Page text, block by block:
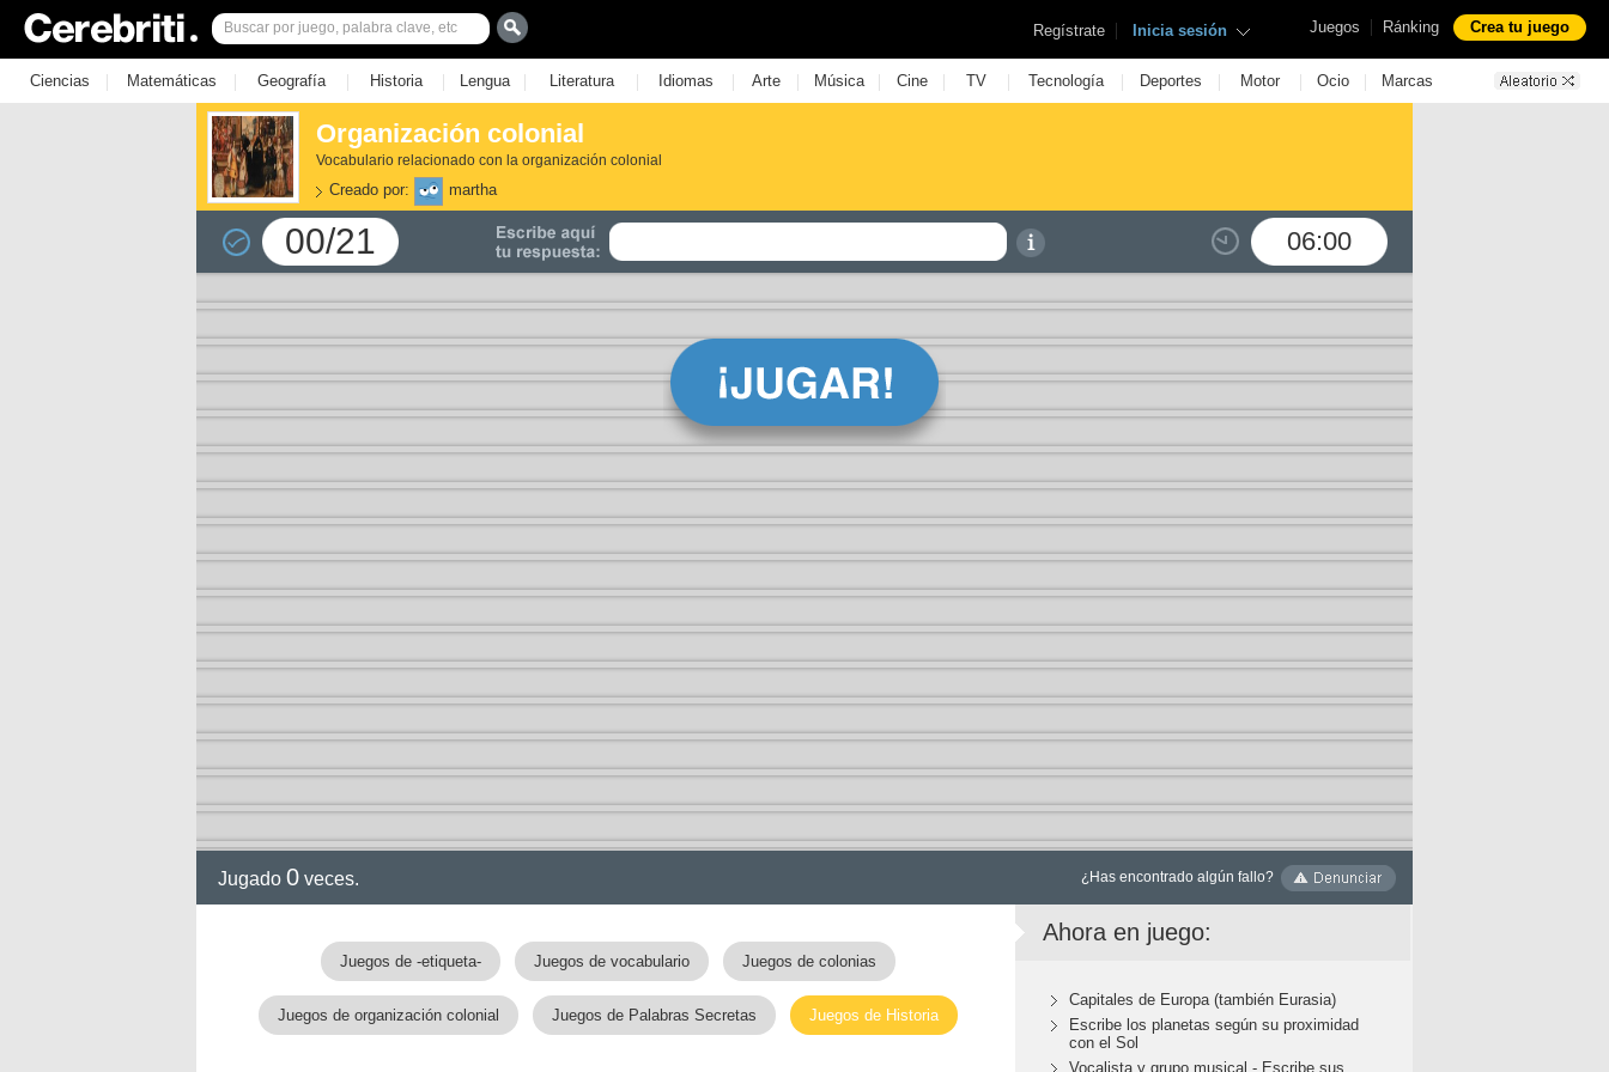
Juegos | Ránking Crea tu juego
Regístrate | Inicia sesión
Ciencias | Matemáticas | Geografía | Historia | Lengua | Literatura | Idiomas | Arte | Música | Cine | TV | Tecnología | Deportes | Motor | Ocio | Marcas
Organización colonial
Vocabulario relacionado con la organización colonial
Creado por: martha
00/21 06:00
Jugado 0 veces. ¿Has encontrado algún fallo?
Juegos de -etiqueta- Juegos de vocabulario Juegos de colonias
Juegos de organización colonial Juegos de Palabras Secretas Juegos de Historia
Ahora en juego:
Capitales de Europa (también Eurasia)
Escribe los planetas según su proximidad
con el Sol
Vocalista y grupo musical - Escribe sus